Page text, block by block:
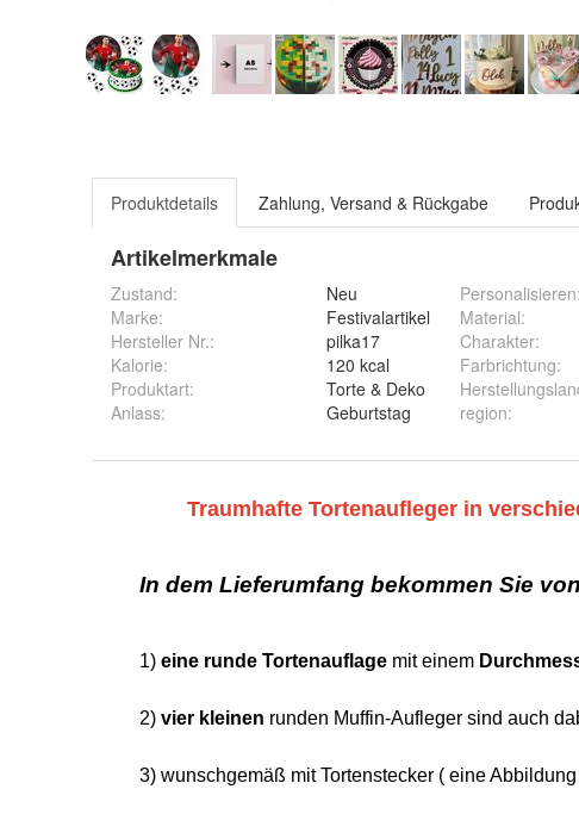
Produktdetails Zahlung, Versand & Rückgabe
Artikelmerkmale
Zustand:
Neu
Marke:
Festivalartikel
Hersteller Nr.:
pilka17
Kalorie:
120 kcal
Produktart:
Torte & Deko
Anlass: Geburtstag
Personalisieren:
Material:
Charakter:
Farbrichtung:
region: